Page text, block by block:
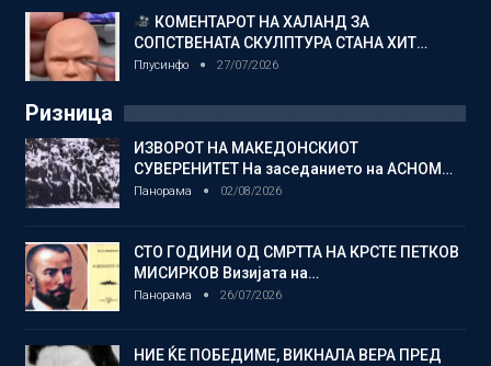
КОМЕНТАРОТ НА ХАЛАНД ЗА
СОПСТВЕНАТА СКУЛПТУРА СТАНА ХИТ…
Плусинфо 27/07/2026
Ризница
ИЗВОРОТ НА МАКЕДОНСКИОТ
СУВЕРЕНИТЕТ На заседанието на АСНОМ…
Панорама 02/08/2026
СТО ГОДИНИ ОД СМРТТА НА КРСТЕ ПЕТКОВ
МИСИРКОВ Визијата на…
Панорама 26/07/2026
НИЕ ЌЕ ПОБЕДИМЕ, ВИКНАЛА ВЕРА ПРЕД